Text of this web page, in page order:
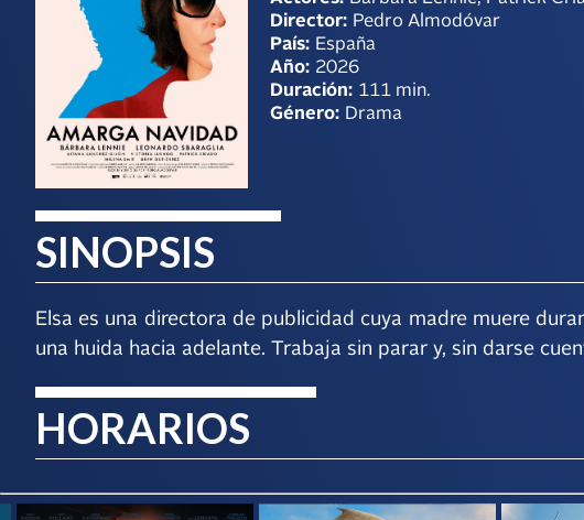
Director: Pedro Almodóvar
País: España
Año: 2026
Duración: 111 min.
Género: Drama
SINOPSIS
Elsa es una directora de publicidad cuya madre muere
una huida hacia adelante. Trabaja sin parar y, sin darse
HORARIOS